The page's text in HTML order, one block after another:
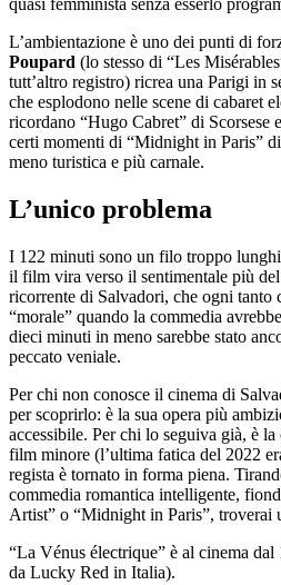
quasi femminista senza esserlo
L’ambientazione è uno dei punti di
Poupard (lo stesso di “Les
tutt’altro registro) ricrea una Parigi in
che esplodono nelle scene di cabaret
ricordano “Hugo Cabret” di
certi momenti di “Midnight in Paris”
meno turistica e più carnale.
L’unico problema
I 122 minuti sono un filo troppo
il film vira verso il sentimentale più
ricorrente di Salvadori, che ogni tanto
“morale” quando la commedia
dieci minuti in meno sarebbe stato
peccato veniale.
Per chi non conosce il cinema di
per scoprirlo: è la sua opera più
accessibile. Per chi lo seguiva già, è
film minore (l’ultima fatica del 2022
regista è tornato in forma piena.
commedia romantica intelligente,
Artist” o “Midnight in Paris”, troverai
“La Vénus électrique” è al cinema
da Lucky Red in Italia).